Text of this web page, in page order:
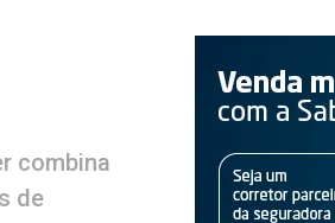
combina
de